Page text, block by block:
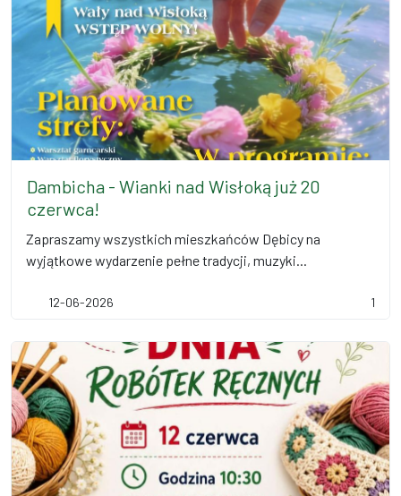
Dambicha - Wianki nad Wisłoką już 20
czerwca!
Zapraszamy wszystkich mieszkańców Dębicy na
wyjątkowe wydarzenie pełne tradycji, muzyki...
12-06-2026 1